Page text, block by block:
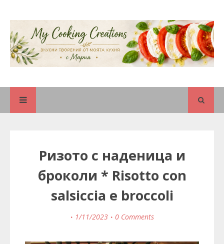
Ризото с наденица и
броколи * Risotto con
salsiccia e broccoli
1/11/2023 0 Comments